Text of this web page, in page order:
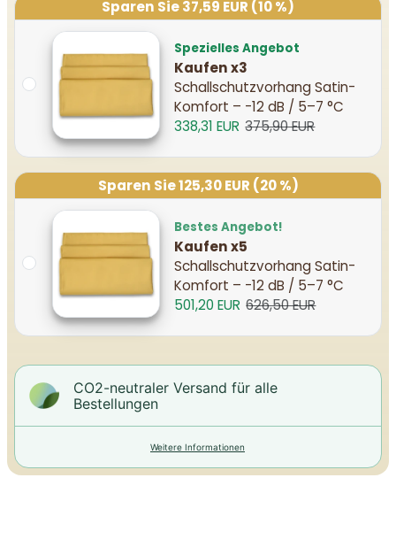
Sparen Sie 37,59 EUR (10 %)
Spezielles Angebot
Kaufen x3
Schallschutzvorhang Satin-
Komfort – -12 dB / 5–7 °C
338,31 EUR 375,90 EUR
Sparen Sie 125,30 EUR (20 %)
Bestes Angebot!
Kaufen x5
Schallschutzvorhang Satin-
Komfort – -12 dB / 5–7 °C
501,20 EUR 626,50 EUR
CO2-neutraler Versand für alle
Bestellungen
Weitere Informationen